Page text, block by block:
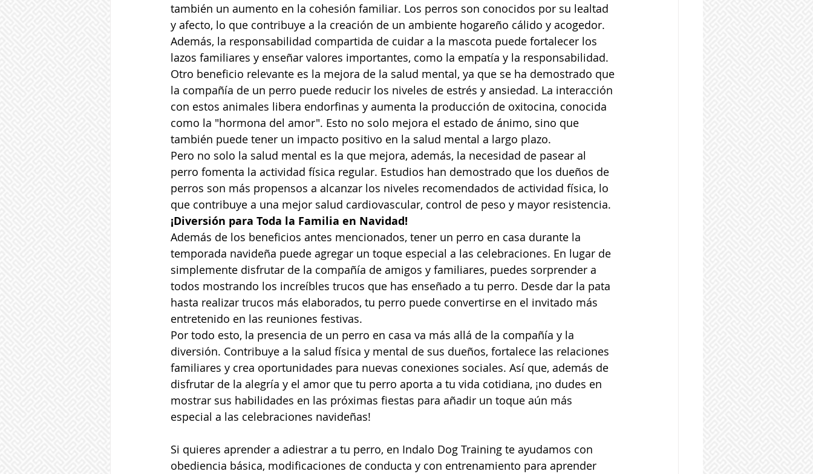
también un aumento en la cohesión familiar. Los perros son conocidos por su lealtad
y afecto, lo que contribuye a la creación de un ambiente hogareño cálido y acogedor.
Además, la responsabilidad compartida de cuidar a la mascota puede fortalecer los
lazos familiares y enseñar valores importantes, como la empatía y la responsabilidad.
Otro beneficio relevante es la mejora de la salud mental, ya que se ha demostrado que
la compañía de un perro puede reducir los niveles de estrés y ansiedad. La interacción
con estos animales libera endorfinas y aumenta la producción de oxitocina, conocida
como la "hormona del amor". Esto no solo mejora el estado de ánimo, sino que
también puede tener un impacto positivo en la salud mental a largo plazo.
Pero no solo la salud mental es la que mejora, además, la necesidad de pasear al
perro fomenta la actividad física regular. Estudios han demostrado que los dueños de
perros son más propensos a alcanzar los niveles recomendados de actividad física, lo
que contribuye a una mejor salud cardiovascular, control de peso y mayor resistencia.
¡Diversión para Toda la Familia en Navidad!
Además de los beneficios antes mencionados, tener un perro en casa durante la
temporada navideña puede agregar un toque especial a las celebraciones. En lugar de
simplemente disfrutar de la compañía de amigos y familiares, puedes sorprender a
todos mostrando los increíbles trucos que has enseñado a tu perro. Desde dar la pata
hasta realizar trucos más elaborados, tu perro puede convertirse en el invitado más
entretenido en las reuniones festivas.
Por todo esto, la presencia de un perro en casa va más allá de la compañía y la
diversión. Contribuye a la salud física y mental de sus dueños, fortalece las relaciones
familiares y crea oportunidades para nuevas conexiones sociales. Así que, además de
disfrutar de la alegría y el amor que tu perro aporta a tu vida cotidiana, ¡no dudes en
mostrar sus habilidades en las próximas fiestas para añadir un toque aún más
especial a las celebraciones navideñas!
Si quieres aprender a adiestrar a tu perro, en Indalo Dog Training te ayudamos con
obediencia básica, modificaciones de conducta y con entrenamiento para aprender